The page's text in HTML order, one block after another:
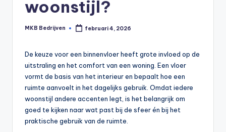
woonstijl?
MKB Bedrijven februari 4, 2026
De keuze voor een binnenvloer heeft grote invloed op de
uitstraling en het comfort van een woning. Een vloer
vormt de basis van het interieur en bepaalt hoe een
ruimte aanvoelt in het dagelijks gebruik. Omdat iedere
woonstijl andere accenten legt, is het belangrijk om
goed te kijken naar wat past bij de sfeer én bij het
praktische gebruik van de ruimte.